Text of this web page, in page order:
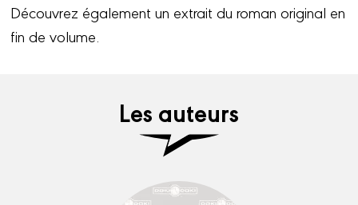
Découvrez également un extrait du roman original en
fin de volume.
Les auteurs